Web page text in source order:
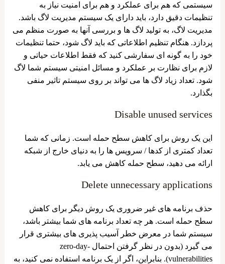
سیستمی که هم برای عملکرد و هم برای امنیت نیاز به
تنظیمات دقیق دارد، باید دارای یک سیستم مدیریت لاگ باشد.
مدیریت لاگ، به تولید لاگ ها و بررسی آنها به صورت منظم می
پردازد. هنگام تنظیم اطلاعاتی که باید لاگ شود، حتما تنظیمات
خود را به گونه ای سفارشی کنید که فقط اطلاعات حیاتی و
لازم برای نظارت بر عملکرد و مسائل امنیتی سیستم شما لاگ
شود. تعداد زیاد لاگ ها می تواند بر روی سیستم تاثیر منفی
بگذارد.
Disable unused services
این یک روش برای کاهش سطح حمله است. زمانی که شما
تعداد کمتری از کدها / سرویس ها را به دنیای خارج از شبکه
ارائه می دهید، سطح حمله کاهش می یابد.
Delete unnecessary applications
حذف برنامه های غیر ضروری یک روش دیگر برای کاهش
سطح حمله است. هر چه تعداد برنامه های شما بیشتر باشد،
سیستم شما در معرض خطر آسیب پذیری های بیشتری قرار
می گیرد (بدون در نظر گرفتن احتمال zero-day-
vulnerabilities). بنابراین، اگر از یک برنامه استفاده نمی کنید، به